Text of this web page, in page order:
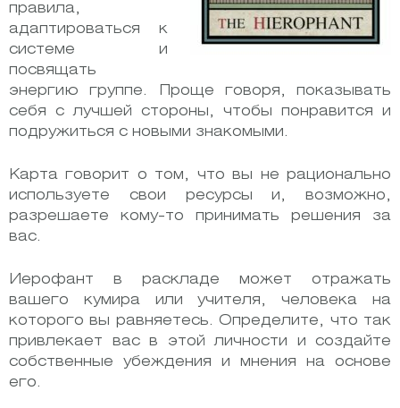
правила,
адаптироваться к
системе и
посвящать
энергию группе. Проще говоря, показывать
себя с лучшей стороны, чтобы понравится и
подружиться с новыми знакомыми.
Карта говорит о том, что вы не рационально
используете свои ресурсы и, возможно,
разрешаете кому-то принимать решения за
вас.
Иерофант в раскладе может отражать
вашего кумира или учителя, человека на
которого вы равняетесь. Определите, что так
привлекает вас в этой личности и создайте
собственные убеждения и мнения на основе
его.